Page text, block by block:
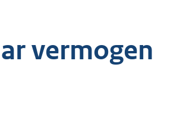
vermogen